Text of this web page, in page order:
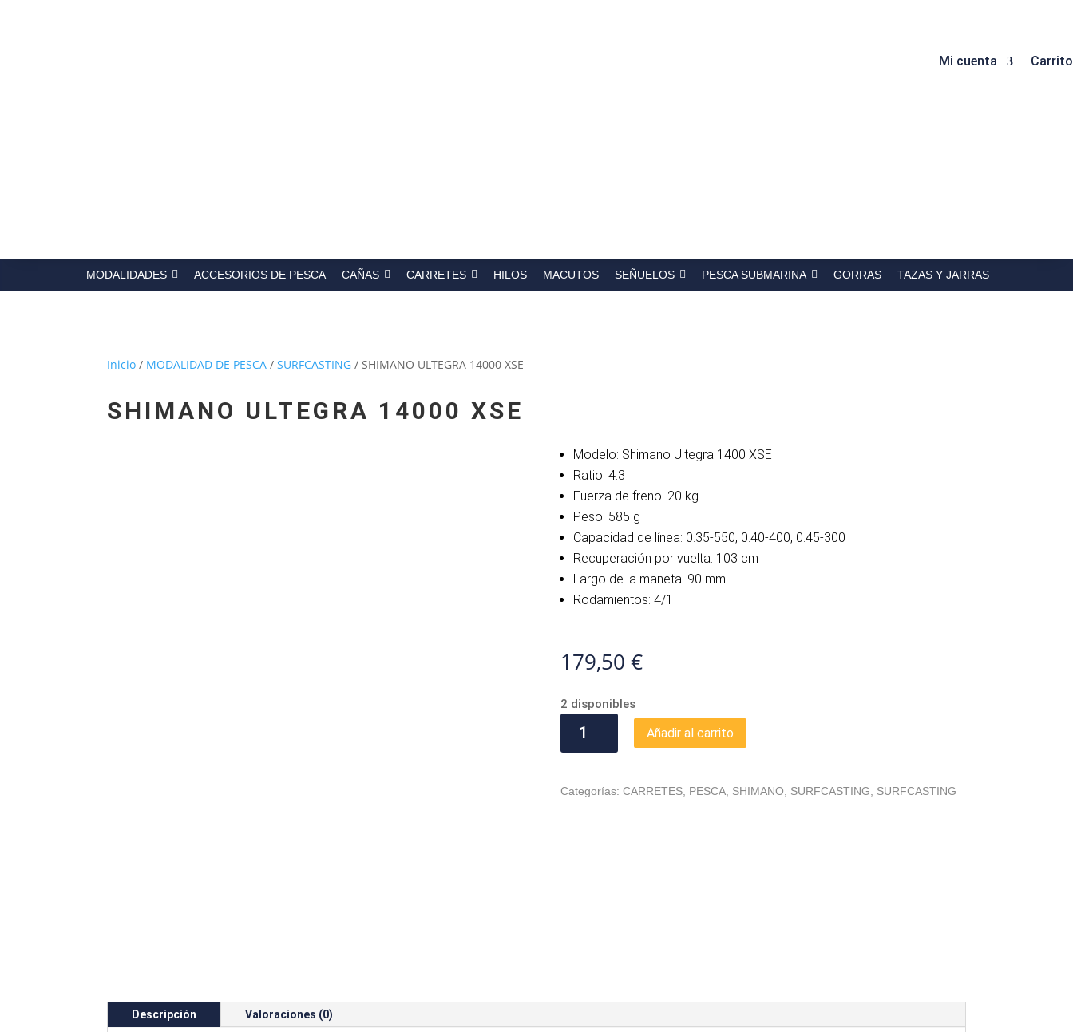
Mi cuenta Carrito
MODALIDADES ACCESORIOS DE PESCA CAÑAS CARRETES HILOS MACUTOS SEÑUELOS PESCA SUBMARINA GORRAS TAZAS Y JARRAS
Inicio / MODALIDAD DE PESCA /SURFCASTING / SHIMANO ULTEGRA 14000 XSE
SHIMANO ULTEGRA 14000 XSE
Modelo: Shimano Ultegra 1400 XSE
Ratio: 4.3
Fuerza de freno: 20 kg
Peso: 585 g
Capacidad de línea: 0.35-550, 0.40-400, 0.45-300
Recuperación por vuelta: 103 cm
Largo de la maneta: 90 mm
Rodamientos: 4/1
179,50 €
2 disponibles
ULTEGRA
XSE
cantidad
Añadir al carrito
Categorías: CARRETES, PESCA, SHIMANO SURFCASTING SURFCASTING
Descripción Valoraciones (0)